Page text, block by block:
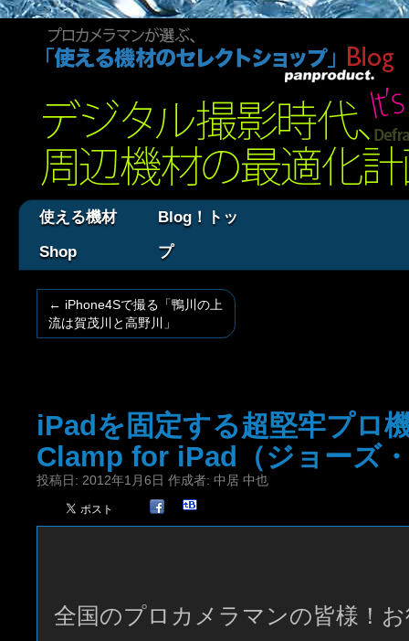
使える機材
Shop
Blog！トッ
プ
← iPhone4Sで撮る「鴨川の上
流は賀茂川と高野川」
iPadを固定する超堅牢プロ
Clamp for iPad（ジョーズ
投稿日: 2012年1月6日 作成者: 中居 中也
全国のプロカメラマンの皆様！